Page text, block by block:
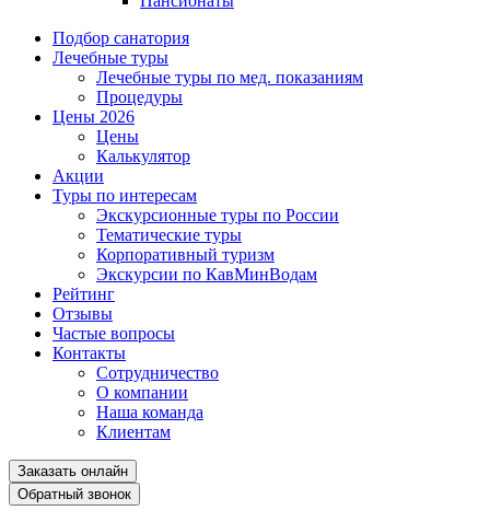
Подбор санатория
Лечебные туры
Лечебные туры по мед. показаниям
Процедуры
Цены 2026
Цены
Калькулятор
Акции
Туры по интересам
Экскурсионные туры по России
Тематические туры
Корпоративный туризм
Экскурсии по КавМинВодам
Рейтинг
Отзывы
Частые вопросы
Контакты
Сотрудничество
О компании
Наша команда
Клиентам
Заказать онлайн
Обратный звонок